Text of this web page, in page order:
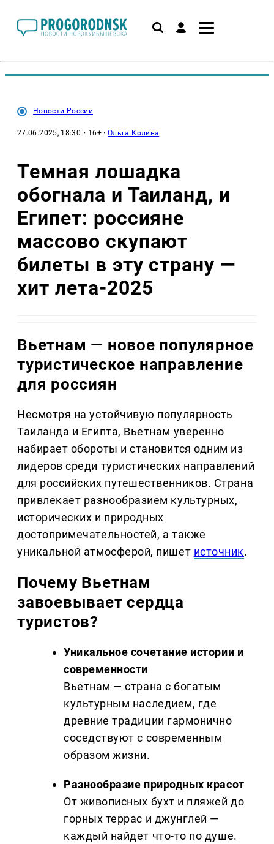
Новости России
27.06.2025, 18:30 · 16+ ·Ольга Колина
Темная лошадка
обогнала и Таиланд, и
Египет: россияне
массово скупают
билеты в эту страну —
хит лета-2025
Вьетнам — новое популярное
туристическое направление
для россиян
Несмотря на устойчивую популярность
Таиланда и Египта, Вьетнам уверенно
набирает обороты и становится одним из
лидеров среди туристических направлений
для российских путешественников. Страна
привлекает разнообразием культурных,
исторических и природных
достопримечательностей, а также
уникальной атмосферой, пишет источник.
Почему Вьетнам
завоевывает сердца
туристов?
Уникальное сочетание истории и
современности
Вьетнам — страна с богатым
культурным наследием, где
древние традиции гармонично
соседствуют с современным
образом жизни.
Разнообразие природных красот
От живописных бухт и пляжей до
горных террас и джунглей —
каждый найдет что-то по душе.